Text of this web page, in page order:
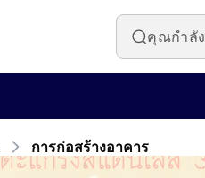
การก่อสร้างอาคาร